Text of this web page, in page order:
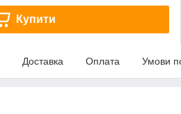
Купити
Доставка Оплата Умови